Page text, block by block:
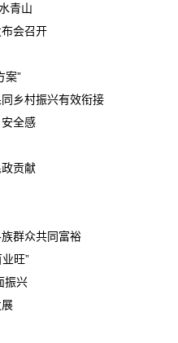
青山
会召开
案”
乡村振兴有效衔接
全感
贡献
群众共同富裕
旺”
振兴